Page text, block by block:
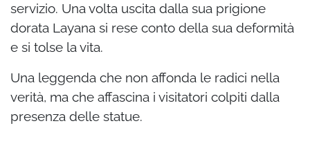
servizio. Una volta uscita dalla sua prigione
dorata Layana si rese conto della sua deformità
e si tolse la vita.
Una leggenda che non affonda le radici nella
verità, ma che affascina i visitatori colpiti dalla
presenza delle statue.